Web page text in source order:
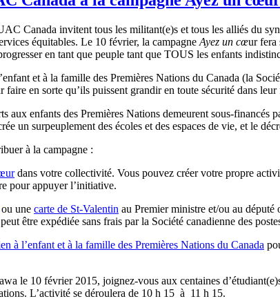
Canada invitent tous les militant(e)s et tous les alliés du
équitables. Le 10 février, la campagne Ayez un cœur fera
en tant que peuple tant que TOUS les enfants
et à la famille des Premières Nations du Canada (la
faire en sorte qu’ils puissent grandir en toute sécurité dans
aux enfants des Premières Nations demeurent sous-
un surpeuplement des écoles et des espaces de vie, et le
à la campagne :
dans votre collectivité. Vous pouvez créer votre propre
pour appuyer l’initiative.
ou une carte de St-Valentin au Premier ministre et/ou au
être expédiée sans frais par la Société canadienne des
à l’enfant et à la famille des Premières Nations du Canada
le 10 février 2015, joignez-vous aux centaines
L’activité se déroulera de 10 h 15 à 11 h 15.